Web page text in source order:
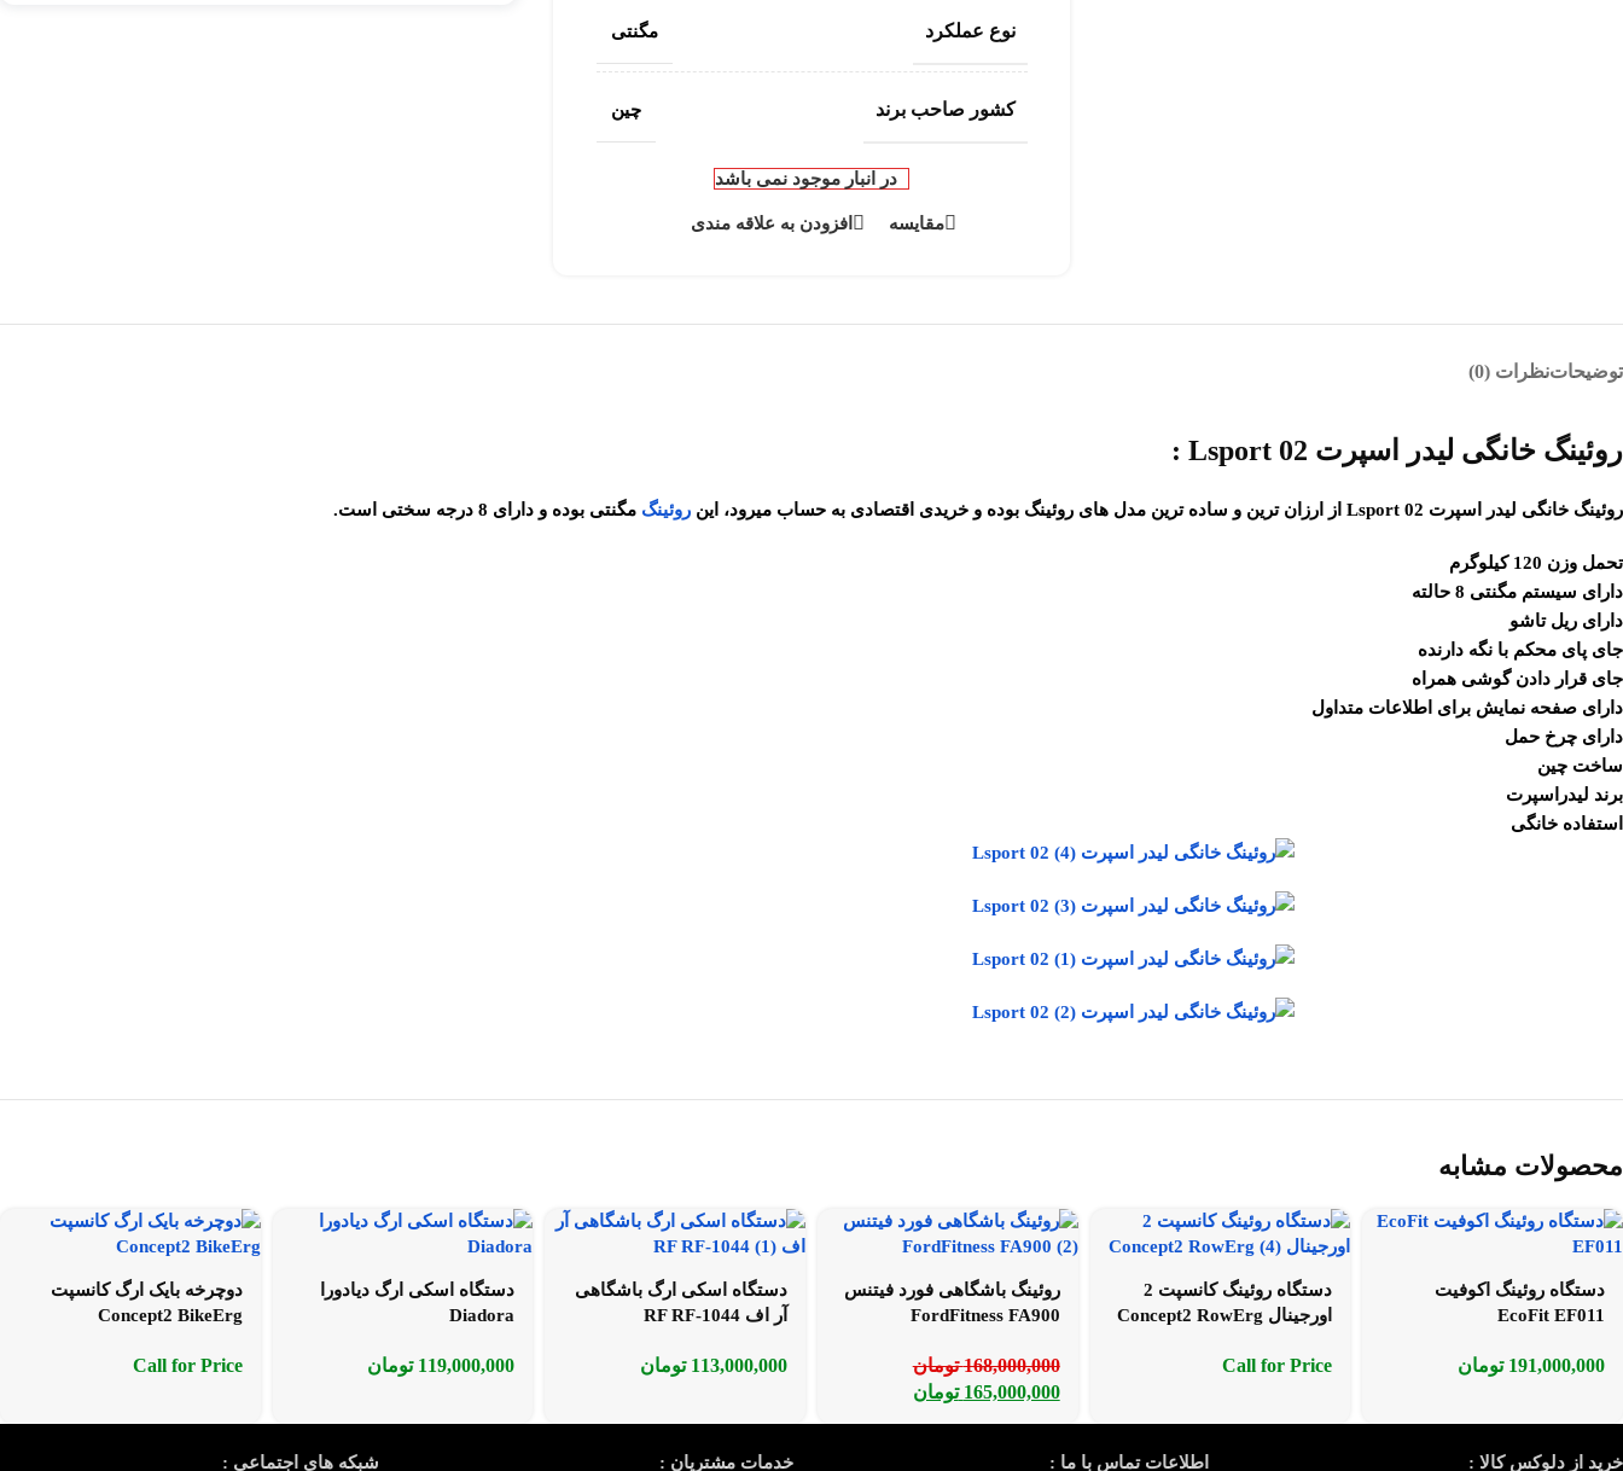
نوع عملکرد مگنتی
کشور صاحب برند چین
در انبار موجود نمی باشد
مقایسه افزودن به علاقه مندی
توضیحاتنظرات (0)
روئینگ خانگی لیدر اسپرت Lsport 02 :
روئینگ خانگی لیدر اسپرت Lsport 02 از ارزان ترین و ساده ترین مدل های روئینگ بوده و خریدی اقتصادی به حساب میرود، این روئینگ مگنتی بوده و دارای 8 درجه سختی است.
تحمل وزن 120 کیلوگرم
دارای سیستم مگنتی 8 حالته
دارای ریل تاشو
جای پای محکم با نگه دارنده
جای قرار دادن گوشی همراه
دارای صفحه نمایش برای اطلاعات متداول
دارای چرخ حمل
ساخت چین
برند لیدراسپرت
استفاده خانگی
محصولات مشابه
دستگاه روئینگ اکوفیت
EcoFit EF011
191,000,000 تومان
دستگاه روئینگ کانسپت 2
اورجینال Concept2 RowErg
Call for Price
روئینگ باشگاهی فورد فیتنس
FordFitness FA900
168,000,000 تومان
165,000,000 تومان
دستگاه اسکی ارگ باشگاهی
آر اف RF RF-1044
113,000,000 تومان
دستگاه اسکی ارگ دیادورا
Diadora
119,000,000 تومان
دوچرخه بایک ارگ کانسپت
Concept2 BikeErg
Call for Price
خرید از دلوکس کالا : اطلاعات تماس با ما : خدمات مشتریان : شبکه های اجتماعی :